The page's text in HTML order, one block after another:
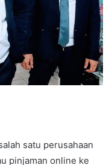
satu perusahaan
pinjaman online ke